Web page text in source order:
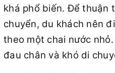
khá phổ biến. Để thuận
chuyển, du khách nên
theo một chai nước
đau chân và khó di